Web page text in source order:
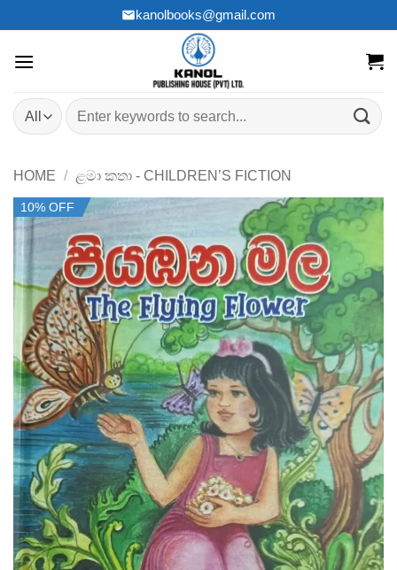
to
content
kanolbooks@gmail.com
Search
for:
HOME / ළමා කතා - CHILDREN’S FICTION
10% OFF